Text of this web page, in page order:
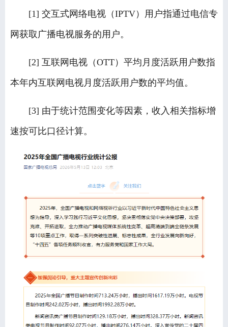
[1] 交互式网络电视（IPTV）用户指通过电信专
网获取广播电视服务的用户。
[2] 互联网电视（OTT）平均月度活跃用户数指
本年内互联网电视月度活跃用户数的平均值。
[3] 由于统计范围变化等因素，收入相关指标增
速按可比口径计算。